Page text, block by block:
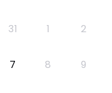
31 1 2
7 8 9